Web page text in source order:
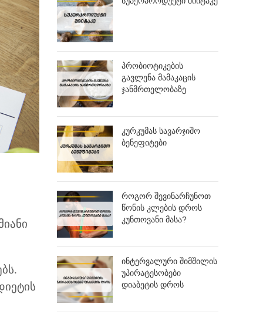
პრობიოტიკების
გავლენა მამაკაცის
ჯანმრთელობაზე
კურკუმას სავარჯიშო
ბენეფიტები
როგორ შევინარჩუნოთ
წონის კლების დროს
კუნთოვანი მასა?
ინტერვალური შიმშილის
უპირატესობები
დიაბეტის დროს